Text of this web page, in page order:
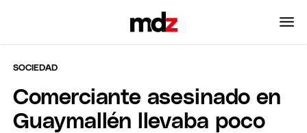
SOCIEDAD
Comerciante asesinado en
Guaymallén llevaba poco